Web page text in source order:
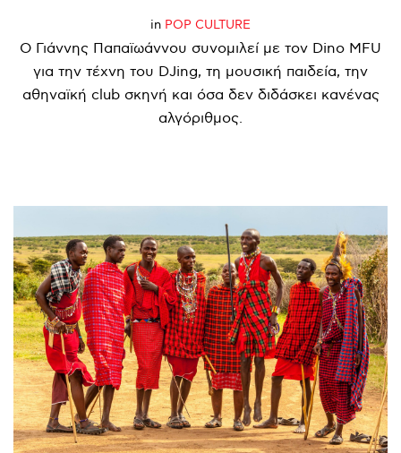
in POP CULTURE
Ο Γιάννης Παπαϊωάννου συνομιλεί με τον Dino MFU
για την τέχνη του DJing, τη μουσική παιδεία, την
αθηναϊκή club σκηνή και όσα δεν διδάσκει κανένας
αλγόριθμος.